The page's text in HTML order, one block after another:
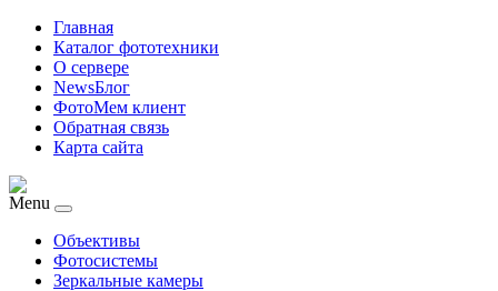
Главная
Каталог фототехники
О сервере
NewsБлог
ФотоМем клиент
Обратная связь
Карта сайта
Menu
Объективы
Фотосистемы
Зеркальные камеры